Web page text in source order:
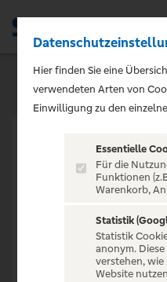
Hier finden Sie eine
verwendeten Arten von
Einwilligung zu den
Essentielle
Für die
Funktionen
Warenkorb,
Statistik
Statistik
anonym.
verstehen, wie
Website